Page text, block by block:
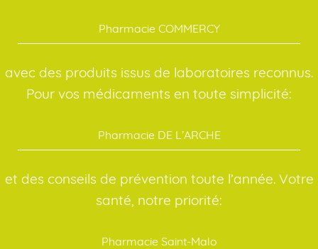
Pharmacie COMMERCY
avec des produits issus de laboratoires reconnus.
Pour vos médicaments en toute simplicité:
Pharmacie DE L’ARCHE
et des conseils de prévention toute l’année. Votre
santé, notre priorité:
Pharmacie Saint-Malo